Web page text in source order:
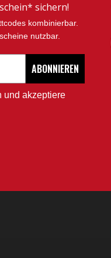
sichern!
kombinierbar.
nutzbar.
ABONNIEREN
und akzeptiere